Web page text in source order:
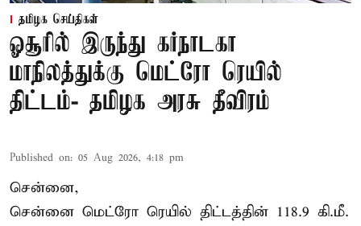
தமிழக செய்திகள்
ஓசூரில் இருந்து கர்நாடகா
மாநிலத்துக்கு மெட்ரோ ரெயில்
திட்டம்- தமிழக அரசு தீவிரம்
Published on: 05 Aug 2026, 4:18 pm
சென்னை,
சென்னை மெட்ரோ ரெயில் திட்டத்தின் 118.9 கி.மீ.